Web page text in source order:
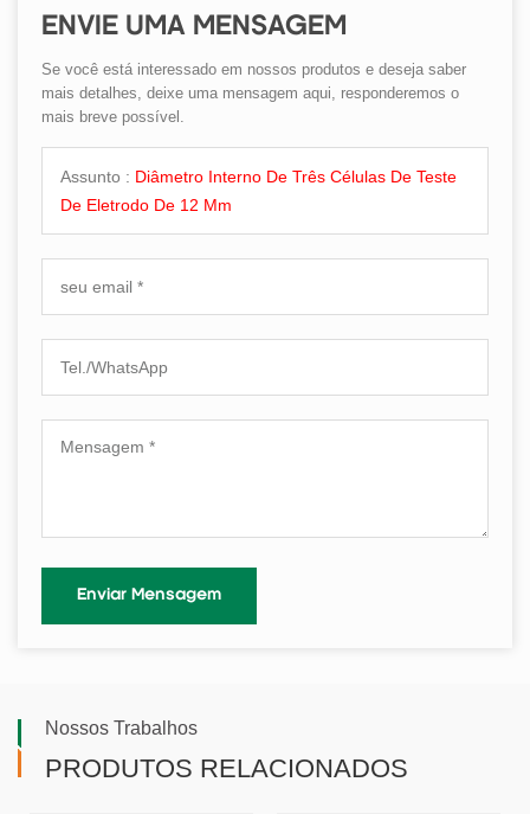
ENVIE UMA MENSAGEM
Se você está interessado em nossos produtos e deseja saber
mais detalhes, deixe uma mensagem aqui, responderemos o
mais breve possível.
Assunto : Diâmetro Interno De Três Células De Teste
De Eletrodo De 12 Mm
Nossos Trabalhos
PRODUTOS RELACIONADOS